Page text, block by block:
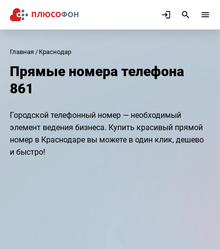
Главная Краснодар
Прямые номера телефона
861
Городской телефонный номер — необходимый
элемент ведения бизнеса. Купить красивый прямой
номер в Краснодаре вы можете в один клик, дешево
и быстро!